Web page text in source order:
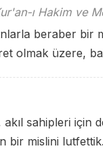
ı Hakim ve
beraber bir
olmak üzere,
akıl sahipleri
bir mislini lutfettik.